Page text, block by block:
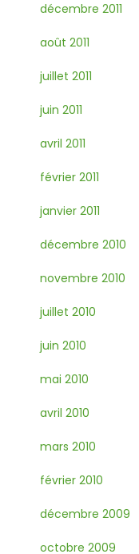
décembre 2011
août 2011
juillet 2011
juin 2011
avril 2011
février 2011
janvier 2011
décembre 2010
novembre 2010
juillet 2010
juin 2010
mai 2010
avril 2010
mars 2010
février 2010
décembre 2009
octobre 2009